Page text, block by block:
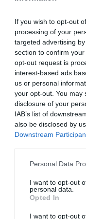
If you wish to opt-out
processing of your
targeted advertising
section to confirm
opt-out request is
interest-based ads
us or personal
your opt-out. You may
disclosure of your
IAB’s list of
also be disclosed by
Downstream
Please note that this
not limited to your
grant or deny consent
use your data for
consent section.
Personal Data
I want to opt-out
personal data.
Opted In
I want to opt-out
a xilolt.
Levendula:képes
Anyósnyelv/ szobai
Viaszvirág:
tisztítja a
alvás éjszaka